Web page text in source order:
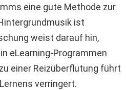
eine gute Methode zur
ist
weist darauf hin,
eLearning-Programmen
einer Reizüberflutung führt
verringert.